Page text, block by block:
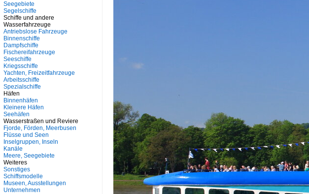
Seegebiete
Segelschiffe
Schiffe und andere
Wasserfahrzeuge
Antriebslose Fahrzeuge
Binnenschiffe
Dampfschiffe
Fischereifahrzeuge
Seeschiffe
Kriegsschiffe
Yachten, Freizeitfahrzeuge
Arbeitsschiffe
Spezialschiffe
Häfen
Binnenhäfen
Kleinere Häfen
Seehäfen
Wasserstraßen und Reviere
Fjorde, Förden, Meerbusen
Flüsse und Seen
Inselgruppen, Inseln
Kanäle
Meere, Seegebiete
Weiteres
Sonstiges
Schiffsmodelle
Museen, Ausstellungen
Unternehmen